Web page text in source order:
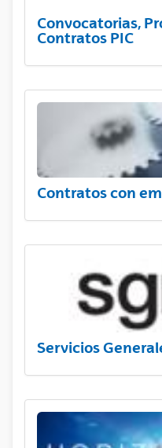
Convocatorias,
Contratos PIC
Contratos con
Servicios